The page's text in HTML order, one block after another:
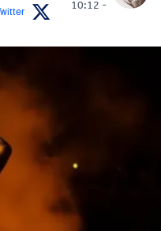
- 10:12